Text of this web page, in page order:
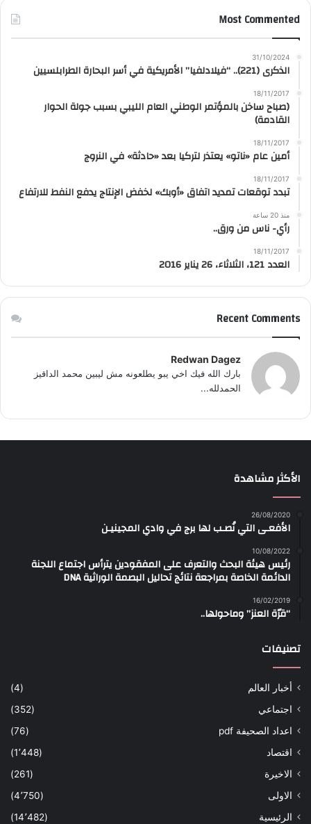
Most Commented
31/10/2024
الذكرى (221).. “فيلادلفيا” الأمريكية في أسر البحارة الطرابلسيين
18/11/2017
(صباح ساخن بالمؤتمر الوطني العام الليبي بسبب جولة الحوار
القادمة)
18/11/2017
أمين عام «ناتو» يعتذر لتركيا بعد «حادثة» في النروج
18/11/2017
تبدد توقعات تمديد اتفاق «أوبك» لخفض الإنتاج يدفع النفط للارتفاع
منذ 20 ساعة
رأي- ناس من ورق..
18/11/2017
العدد 121، الثلاثاء، 26 يناير 2016
Recent Comments
Redwan Dagez
بارك الله فيك اخي يبو يطلعونه مش ليبين محمد الداقيز
الحمدلله...
الأكثر مشاهدة
26/08/2020
الأفعـى التي نُصـب لها برج في وادي المجينيـن
10/08/2022
رئيس هيئة البحث والتعرف على المفقودين يترأس اجتماع اللجنة
الدائمة الخاصة بمراجعة نتائج تحاليل البصمة الوراثية DNA
16/02/2019
“قرّة العنز” وماحولها..
تصنيفات
أخبار العالم
(4)
اجتماعي
(352)
اعداد الصحيفة pdf
(76)
اقتصاد
(1٬448)
الاخيرة
(261)
الاولى
(4٬750)
الرئيسية
(14٬482)